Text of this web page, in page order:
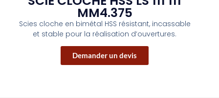
MM4.375
Scies cloche en bimétal HSS résistant, incassable
et stable pour la réalisation d’ouvertures.
Demander un devis